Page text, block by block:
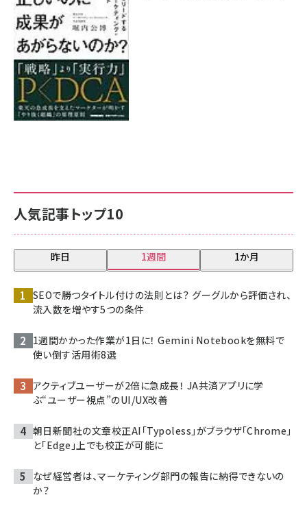
人気記事トップ10
昨日 1週間 1か月
SEOで勝つタイトル付けの法則とは？ グーグルから評価され、
流入数を増やす5つの条件
1週間かかった作業が1日に！ Gemini Notebookを無料で
使い倒す活用術8選
アクティブユーザーが2倍に急成長！ JA共済アプリに学
ぶ“ユーザー視点”のUI/UX改善
朝日新聞社の文章校正AI「Typoless」がブラウザ「Chrome」
と「Edge」上でも校正が可能に
なぜ経営者は、マーケティング部門の報告に納得できないの
か？
8月7日 10:00